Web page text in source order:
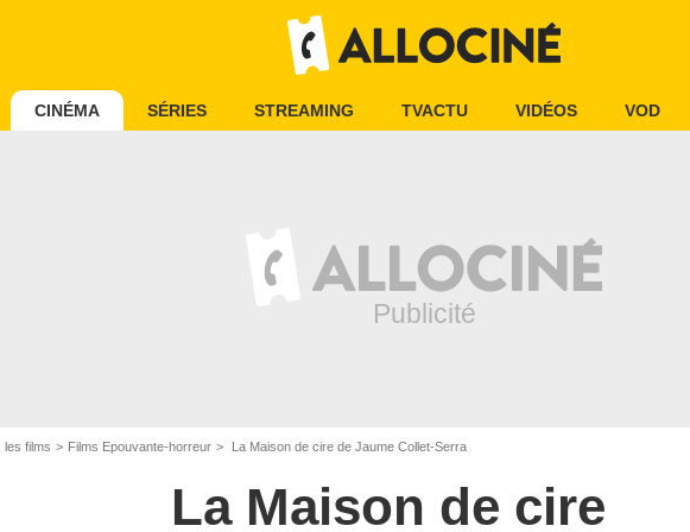
CINÉMA SÉRIES STREAMING TVACTU VIDÉOS VOD
les films Films Epouvante-horreur La Maison de cire de Jaume Collet-Serra
La Maison de cire